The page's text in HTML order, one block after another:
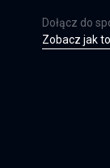
Dołącz do
Zobacz jak